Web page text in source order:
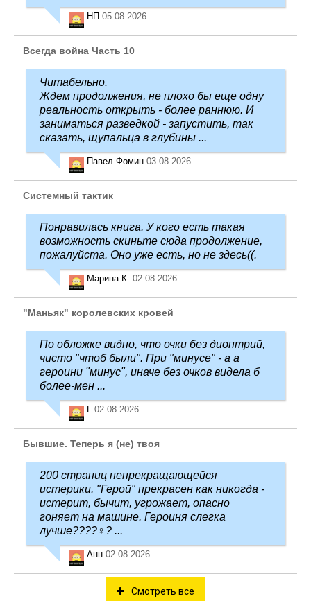
НП 05.08.2026
Всегда война Часть 10
Читабельно.
Ждем продолжения, не плохо бы еще одну
реальность открыть - более раннюю. И
заниматься разведкой - запустить, так
сказать, щупальца в глубины ...
Павел Фомин 03.08.2026
Системный тактик
Понравилась книга. У кого есть такая
возможность скиньте сюда продолжение,
пожалуйста. Оно уже есть, но не здесь((.
Марина К. 02.08.2026
"Маньяк" королевских кровей
По обложке видно, что очки без диоптрий,
чисто "чтоб были". При "минусе" - а а
героини "минус", иначе без очков видела б
более-мен ...
L 02.08.2026
Бывшие. Теперь я (не) твоя
200 страниц непрекращающейся
истерики. "Герой" прекрасен как никогда -
истерит, бычит, угрожает, опасно
гоняет на машине. Героиня слегка
лучше????‍♀️? ...
Анн 02.08.2026
Смотреть все